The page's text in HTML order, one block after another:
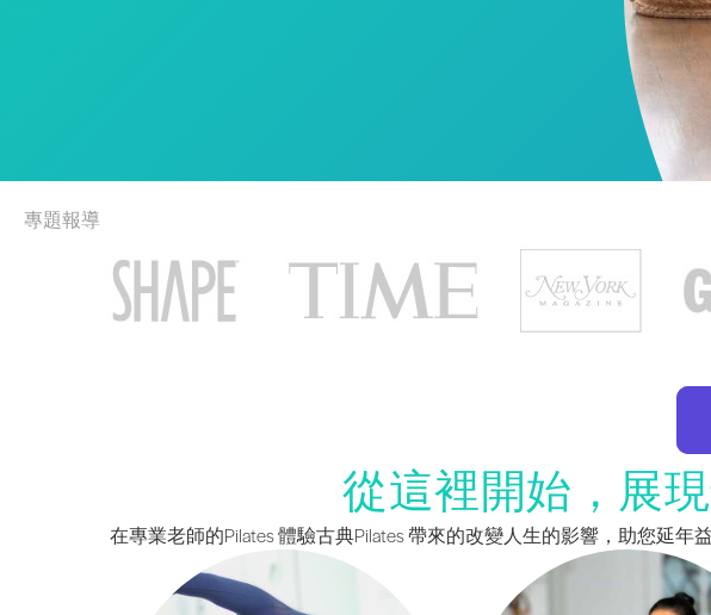
專題報導
從這裡開始，展
在專業老師的Pilates 體驗古典Pilates 帶來的改變人生的影響，助您延年